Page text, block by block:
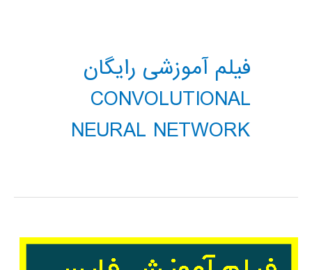
فیلم آموزشی رایگان
CONVOLUTIONAL
NEURAL NETWORK